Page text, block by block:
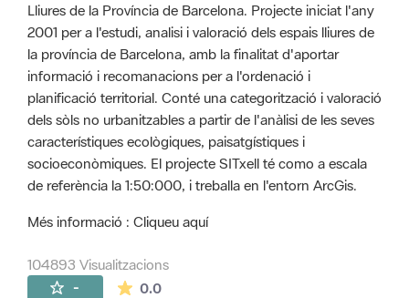
Lliures de la Província de Barcelona. Projecte iniciat l'any
2001 per a l'estudi, analisi i valoració dels espais lliures de
la província de Barcelona, amb la finalitat d'aportar
informació i recomanacions per a l'ordenació i
planificació territorial. Conté una categorització i valoració
dels sòls no urbanitzables a partir de l'anàlisi de les seves
característiques ecològiques, paisatgístiques i
socioeconòmiques. El projecte SITxell té como a escala
de referència la 1:50:000, i treballa en l'entorn ArcGis.
Més informació : Cliqueu aquí
104893 Visualitzacions
- 0.0La mitjana de les valoracions és de 0